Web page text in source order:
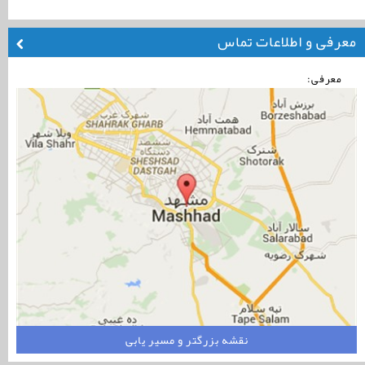
معرفی و اطلاعات تماس
معرفی:
نقشه بزرگتر و مسیر یابی